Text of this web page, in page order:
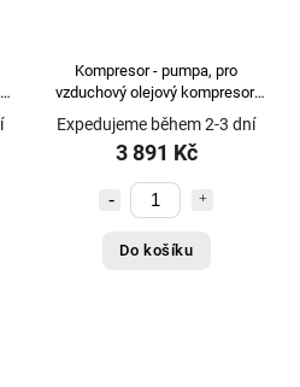
Kompresor - pumpa, pro
vzduchový olejový kompresor,
3válcový
Expedujeme během 2-3 dní
3 891 Kč
Do košíku